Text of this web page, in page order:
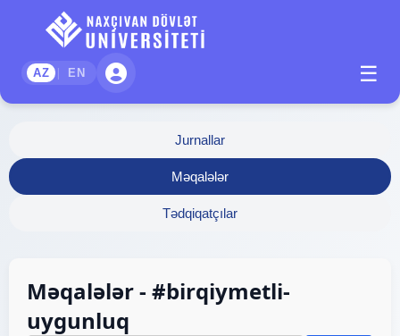
AZ | EN ☰
Jurnallar
Məqalələr
Tədqiqatçılar
Məqalələr - #birqiymetli-
uygunluq